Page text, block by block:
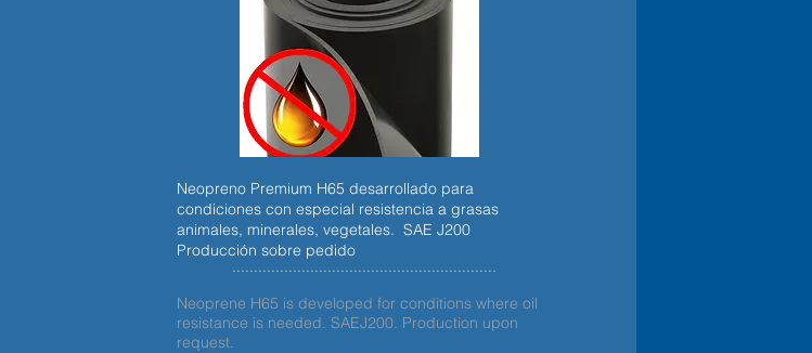
Neopreno Premium H65 desarrollado para
condiciones con especial resistencia a grasas
animales, minerales, vegetales. SAE J200
Producción sobre pedido
.............................................................
Neoprene H65 is developed for conditions where oil
resistance is needed. SAEJ200. Production upon
request.